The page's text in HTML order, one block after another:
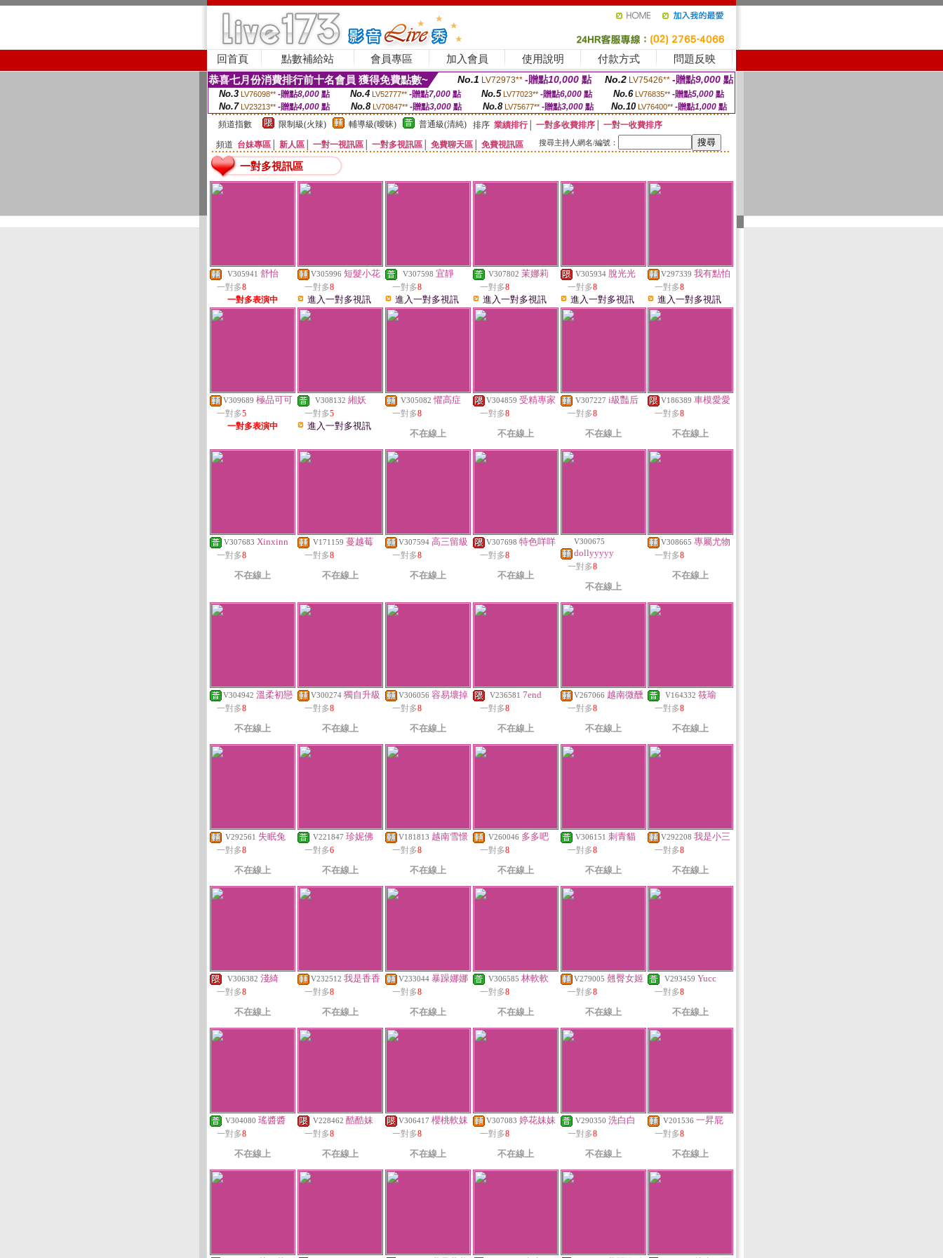
回首頁 點數補給站 會員專區 加入會員 使用說明 付款方式 問題反映
恭喜七月份消費排行前十名會員 獲得免費點數~ No.1 LV72973** -贈點10,000 點 No.2 LV75426** -贈點9,000 點
No.3 LV76098** -贈點8,000點 No.4 LV52777** -贈點7,000點 No.5 LV77023** -贈點6,000點 No.6 LV76835** -贈點5,000點
No.7 LV23213** -贈點4,000 點 No.8 LV70847** -贈點3,000 點 No.8 LV75677** -贈點3,000點 No.10 LV76400** -贈點1,000 點
頻道指數
限制級(火辣) 輔導級(曖昧) 普通級(清純) 排序 業績排行│ 一對多收費排序
一對一收費排序
頻道 台妹專區 新人區 一對一視訊區 一對多視訊區 免費聊天區 免費視訊區 搜尋主持人網名/編號：
一對多視訊區
V305941 舒怡
一對多8
一對多表演中
V305996 短髮小花
一對多8
進入一對多視訊
V307598 宜靜
一對多8
進入一對多視訊
V307802 茉娜莉
一對多8
進入一對多視訊
V305934 脫光光
一對多8
進入一對多視訊
V297339 我有點怕
一對多8
進入一對多視訊
V309689 極品可可
一對多5
一對多表演中
V308132 緗妖
一對多5
進入一對多視訊
V305082 懼高症
一對多8
不在線上
V304859 受精專家
一對多8
不在線上
V307227 i級豔后
一對多8
不在線上
V186389 車模愛愛
一對多8
不在線上
V307683 Xinxinn
一對多8
不在線上
V171159 蔓越莓
一對多8
不在線上
V307594 高三留級
一對多8
不在線上
V307698 特色咩咩
一對多8
不在線上
V300675
dollyyyyy
一對多8
不在線上
V308665 專屬尤物
一對多8
不在線上
V304942 溫柔初戀
一對多8
不在線上
V300274 獨自升級
一對多8
不在線上
V306056 容易壞掉
一對多8
不在線上
V236581 7end
一對多8
不在線上
V267066 越南微醺
一對多8
不在線上
V164332 筱瑜
一對多8
不在線上
V292561 失眠兔
一對多8
不在線上
V221847 珍妮佛
一對多6
不在線上
V181813 越南雪憬
一對多8
不在線上
V260046 多多吧
一對多8
不在線上
V306151 刺青貓
一對多8
不在線上
V292208 我是小三
一對多8
不在線上
V306382 淺綺
一對多8
不在線上
V232512 我是香香
一對多8
不在線上
V233044 暴躁娜娜
一對多8
不在線上
V306585 林軟軟
一對多8
不在線上
V279005 翹臀女姬
一對多8
不在線上
V293459 Yucc
一對多8
不在線上
V304080 瑤醬醬
一對多8
不在線上
V228462 酷酷妹
一對多8
不在線上
V306417 櫻桃軟妹
一對多8
不在線上
V307083 婷花妹妹
一對多8
不在線上
V290350 洗白白
一對多8
不在線上
V201536 一昇屁
一對多8
不在線上